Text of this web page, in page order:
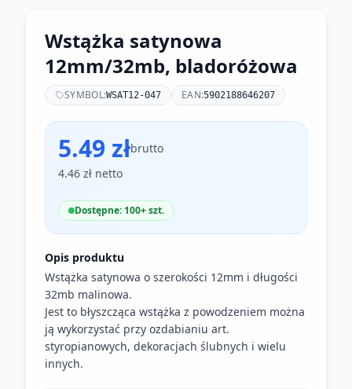
Wstążka satynowa
12mm/32mb, bladoróżowa
SYMBOL:WSAT12-047 EAN:5902188646207
5.49 złbrutto
4.46 zł netto
Dostępne: 100+ szt.
Opis produktu
Wstążka satynowa o szerokości 12mm i długości
32mb malinowa.
Jest to błyszcząca wstążka z powodzeniem można
ją wykorzystać przy ozdabianiu art.
styropianowych, dekoracjach ślubnych i wielu
innych.